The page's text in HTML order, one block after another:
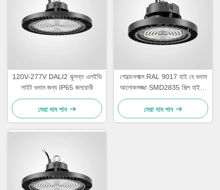
120V-277V DALI2 ঝুলন্ত এলইডি
লাইট গুদাম জন্য IP65 জলরোধী
সেরা দাম পান
গোল্ডেনলাক্স RAL 9017 হাই বে গুদাম
আলোকসজ্জা SMD2835 শিল্প হাই বে
লাইট
সেরা দাম পান